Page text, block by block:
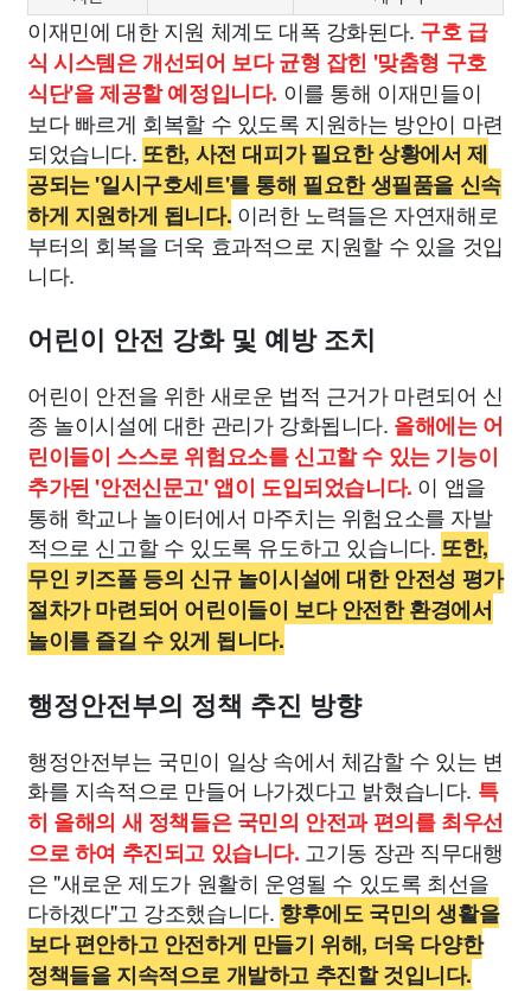
이재민에 대한 지원 체계도 대폭 강화된다. 구호 급
식 시스템은 개선되어 보다 균형 잡힌 '맞춤형 구호
식단'을 제공할 예정입니다. 이를 통해 이재민들이
보다 빠르게 회복할 수 있도록 지원하는 방안이 마련
되었습니다. 또한, 사전 대피가 필요한 상황에서 제
공되는 '일시구호세트'를 통해 필요한 생필품을 신속
하게 지원하게 됩니다. 이러한 노력들은 자연재해로
부터의 회복을 더욱 효과적으로 지원할 수 있을 것입
니다.
어린이 안전 강화 및 예방 조치
어린이 안전을 위한 새로운 법적 근거가 마련되어 신
종 놀이시설에 대한 관리가 강화됩니다. 올해에는 어
린이들이 스스로 위험요소를 신고할 수 있는 기능이
추가된 '안전신문고' 앱이 도입되었습니다. 이 앱을
통해 학교나 놀이터에서 마주치는 위험요소를 자발
적으로 신고할 수 있도록 유도하고 있습니다. 또한,
무인 키즈풀 등의 신규 놀이시설에 대한 안전성 평가
절차가 마련되어 어린이들이 보다 안전한 환경에서
놀이를 즐길 수 있게 됩니다.
행정안전부의 정책 추진 방향
행정안전부는 국민이 일상 속에서 체감할 수 있는 변
화를 지속적으로 만들어 나가겠다고 밝혔습니다. 특
히 올해의 새 정책들은 국민의 안전과 편의를 최우선
으로 하여 추진되고 있습니다. 고기동 장관 직무대행
은 "새로운 제도가 원활히 운영될 수 있도록 최선을
다하겠다"고 강조했습니다. 향후에도 국민의 생활을
보다 편안하고 안전하게 만들기 위해, 더욱 다양한
정책들을 지속적으로 개발하고 추진할 것입니다.